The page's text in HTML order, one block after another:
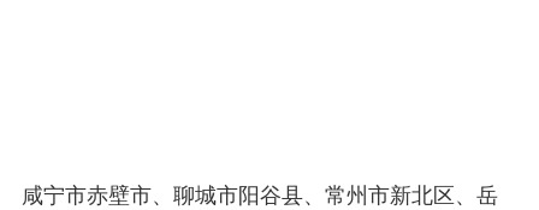
咸宁市赤壁市、聊城市阳谷县、常州市新北区、岳